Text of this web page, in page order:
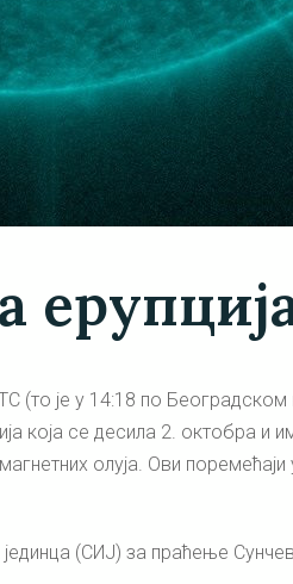
(то је у 14:18 по
која се десила 2. октобра и
олуја. Ови
(СИЈ) за праћење